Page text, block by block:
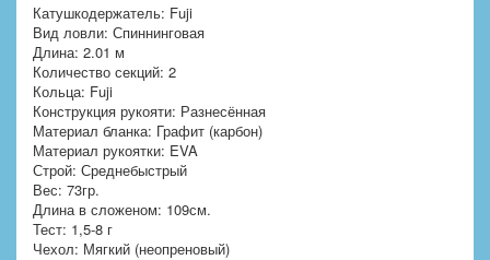
Катушкодержатель: Fuji
Вид ловли: Спиннинговая
Длина: 2.01 м
Количество секций: 2
Кольца: Fuji
Конструкция рукояти: Разнесённая
Материал бланка: Графит (карбон)
Материал рукоятки: EVA
Строй: Среднебыстрый
Вес: 73гр.
Длина в сложеном: 109см.
Тест: 1,5-8 г
Чехол: Мягкий (неопреновый)